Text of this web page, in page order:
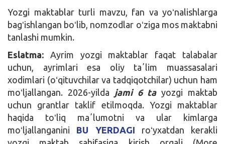
Yozgi maktablar turli mavzu, fan va yoʻnalishlarga
bagʻishlangan boʻlib, nomzodlar oʻziga mos maktabni
tanlashi mumkin.
Eslatma: Ayrim yozgi maktablar faqat talabalar
uchun, ayrimlari esa oliy taʼlim muassasalari
xodimlari (oʻqituvchilar va tadqiqotchilar) uchun ham
moʻljallangan. 2026-yilda jami 6 tayozgi maktab
uchun grantlar taklif etilmoqda. Yozgi maktablar
haqida toʻliq maʼlumotni va ular kimlarga
moʻljallanganini BU YERDAGI roʻyxatdan kerakli